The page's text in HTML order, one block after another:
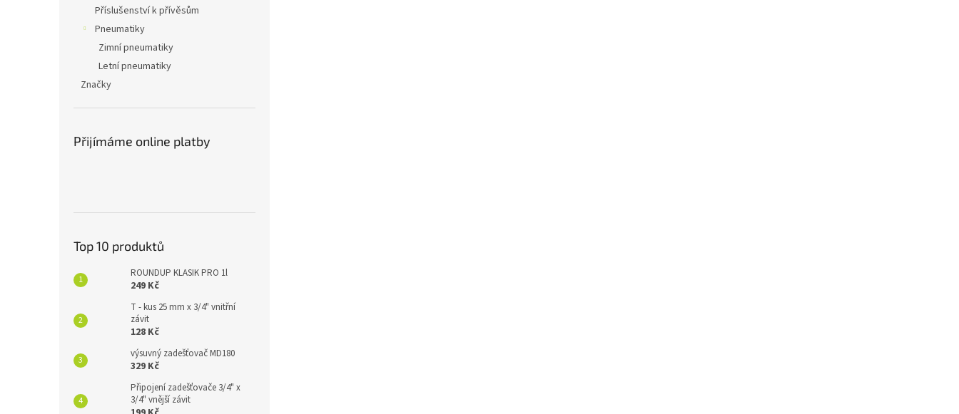
Příslušenství k přívěsům
Pneumatiky
Zimní pneumatiky
Letní pneumatiky
Značky
Přijímáme online platby
Top 10 produktů
ROUNDUP KLASIK PRO 1l
249 Kč
T - kus 25 mm x 3/4" vnitřní
závit
128 Kč
výsuvný zadešťovač MD180
329 Kč
Připojení zadešťovače 3/4" x
3/4" vnější závit